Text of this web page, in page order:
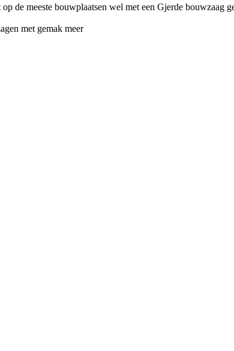
de meeste bouwplaatsen wel met een Gjerde bouwzaag
met gemak meer